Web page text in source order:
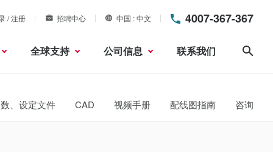
/ 注册 招聘中心 中国 中文 4007-367-367
全球支持 公司信息 联系我们
、设定文件 CAD 视频手册 配线图指南 咨询